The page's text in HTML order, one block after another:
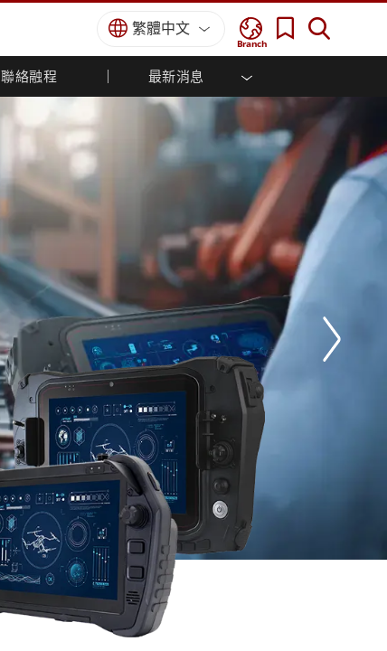
Branch
繁體中文
聯絡融程 最新消息
國防等級強固觸控筆記型電腦
國防等級強固型平板電腦
國防等級超強固型平板電腦
國防等級工業電腦
國防等級顯示器 / NVIS 顯示器
國防等級伺服器
地面控制站
船舶等級
船舶等級工業電腦
船舶等級顯示器
船舶等級嵌入式電腦
More
不鏽鋼等級
不鏽鋼工業電腦
不鏽鋼工業顯示器
人機介面/工業自動化解決方案
船舶解決方案
軍事國防解決方案
綠能減碳解決方案
金屬和採礦解決方案
專業認證／符合標準